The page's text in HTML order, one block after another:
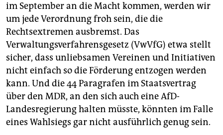
im September an die Macht kommen, werden wir
um jede Verordnung froh sein, die die
Rechtsextremen ausbremst. Das
Verwaltungsverfahrensgesetz (VwVfG) etwa stellt
sicher, dass unliebsamen Vereinen und Initiativen
nicht einfach so die Förderung entzogen werden
kann. Und die 44 Paragrafen im Staatsvertrag
über den MDR, an den sich auch eine AfD-
Landesregierung halten müsste, könnten im Falle
eines Wahlsiegs gar nicht ausführlich genug sein.